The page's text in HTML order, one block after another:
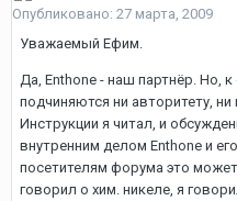
Опубликовано: 27 марта, 2009
Уважаемый Ефим.
Да, Enthone - наш партнёр. Но,
подчиняются ни авторитету,
Инструкции я читал, и
внутренним делом Enthone и
посетителям форума это
говорил о хим. никеле, я